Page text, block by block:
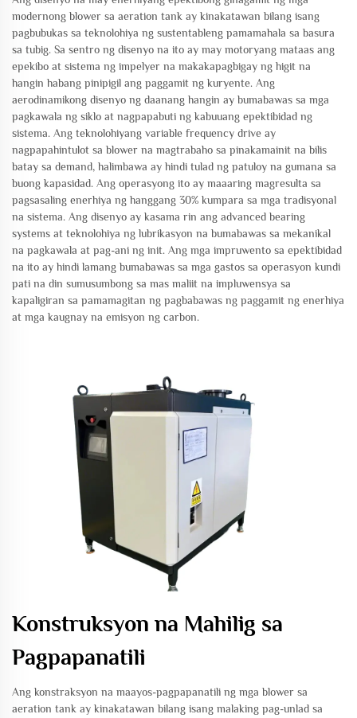
modernong blower sa aeration tank ay kinakatawan bilang isang
pagbubukas sa teknolohiya ng sustentableng pamamahala sa basura
sa tubig. Sa sentro ng disenyo na ito ay may motoryang mataas ang
epekibo at sistema ng impelyer na makakapagbigay ng higit na
hangin habang pinipigil ang paggamit ng kuryente. Ang
aerodinamikong disenyo ng daanang hangin ay bumabawas sa mga
pagkawala ng siklo at nagpapabuti ng kabuuang epektibidad ng
sistema. Ang teknolohiyang variable frequency drive ay
nagpapahintulot sa blower na magtrabaho sa pinakamainit na bilis
batay sa demand, halimbawa ay hindi tulad ng patuloy na gumana sa
buong kapasidad. Ang operasyong ito ay maaaring magresulta sa
pagsasaling enerhiya ng hanggang 30% kumpara sa mga tradisyonal
na sistema. Ang disenyo ay kasama rin ang advanced bearing
systems at teknolohiya ng lubrikasyon na bumabawas sa mekanikal
na pagkawala at pag-ani ng init. Ang mga impruwento sa epektibidad
na ito ay hindi lamang bumabawas sa mga gastos sa operasyon kundi
pati na din sumusumbong sa mas maliit na impluwensya sa
kapaligiran sa pamamagitan ng pagbabawas ng paggamit ng enerhiya
at mga kaugnay na emisyon ng carbon.
Konstruksyon na Mahilig sa
Pagpapanatili
Ang konstraksyon na maayos-pagpapanatili ng mga blower sa
aeration tank ay kinakatawan bilang isang malaking pag-unlad sa